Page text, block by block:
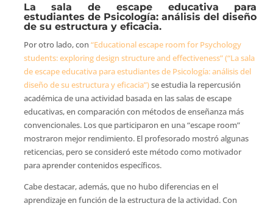
La sala de escape educativa para
estudiantes de Psicología: análisis del diseño
de su estructura y eficacia.
Por otro lado, con “Educational escape room for Psychology
students: exploring design structure and effectiveness” (“La sala
de escape educativa para estudiantes de Psicología: análisis del
diseño de su estructura y eficacia”)se estudia la repercusión
académica de una actividad basada en las salas de escape
educativas, en comparación con métodos de enseñanza más
convencionales. Los que participaron en una “escape room”
mostraron mejor rendimiento. El profesorado mostró algunas
reticencias, pero se consideró este método como motivador
para aprender contenidos específicos.
Cabe destacar, además, que no hubo diferencias en el
aprendizaje en función de la estructura de la actividad. Con